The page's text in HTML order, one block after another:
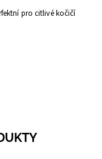
pro citlivé kočičí